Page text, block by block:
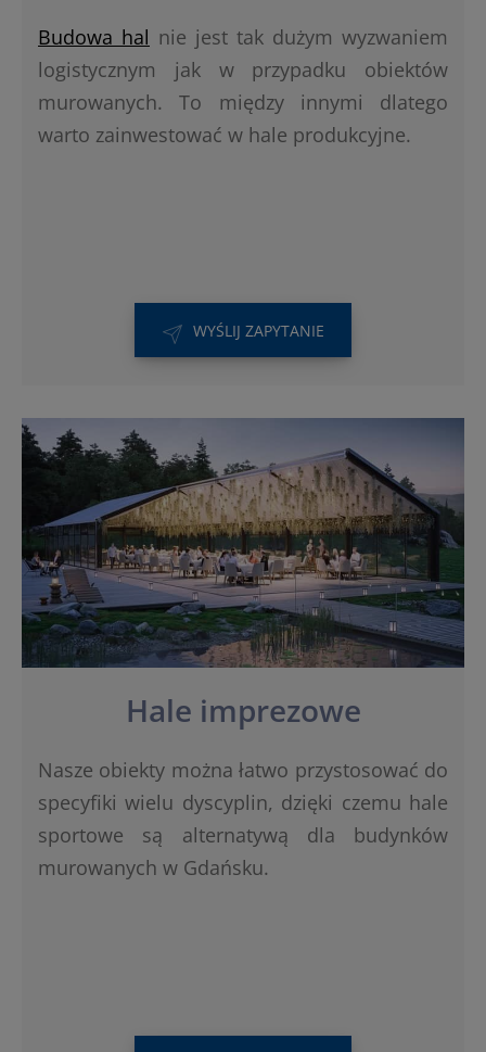
Budowa hal nie jest tak dużym wyzwaniem
logistycznym jak w przypadku obiektów
murowanych. To między innymi dlatego
warto zainwestować w hale produkcyjne.
WYŚLIJ ZAPYTANIE
Hale imprezowe
Nasze obiekty można łatwo przystosować do
specyfiki wielu dyscyplin, dzięki czemu hale
sportowe są alternatywą dla budynków
murowanych w Gdańsku.